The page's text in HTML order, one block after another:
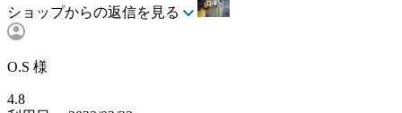
ショップからの返信を見る
O.S 様
4.8